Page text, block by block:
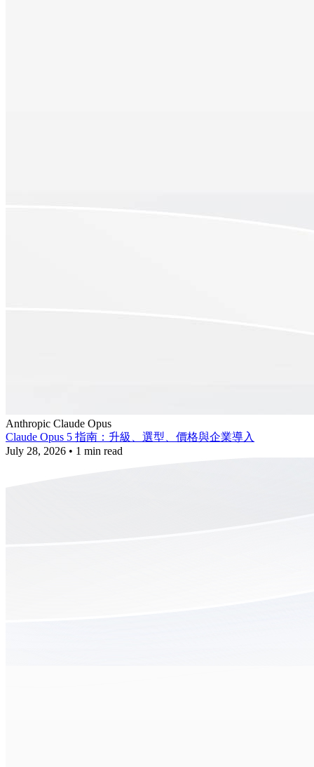
Anthropic Claude Opus
Claude Opus 5 指南：升級、選型、價格與企業導入
July 28, 2026 • 1 min read